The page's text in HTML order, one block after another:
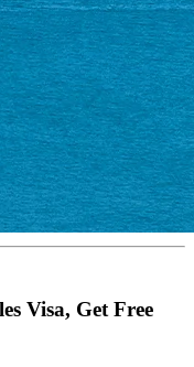
Visa, Get Free